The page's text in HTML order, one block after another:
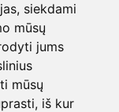
siekdami
mūsų
jums
mūsų
iš kur